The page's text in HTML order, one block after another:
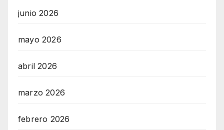
junio 2026
mayo 2026
abril 2026
marzo 2026
febrero 2026